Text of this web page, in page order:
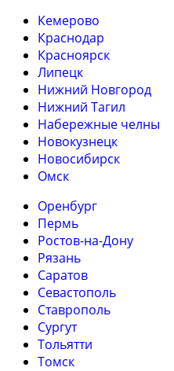
Кемерово
Краснодар
Красноярск
Липецк
Нижний Новгород
Нижний Тагил
Набережные челны
Новокузнецк
Новосибирск
Омск
Оренбург
Пермь
Ростов-на-Дону
Рязань
Саратов
Севастополь
Ставрополь
Сургут
Тольятти
Томск